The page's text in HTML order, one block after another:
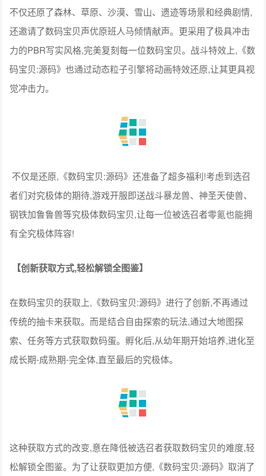
不仅还原了森林、草原、沙漠、雪山、遗迹等场景和经典剧情,
还邀请了数码宝贝声优原班人马倾情献声。更采用了极具冲击
力的PBR写实风格,完美复刻每一位数码宝贝。战斗特效上,《数
码宝贝:源码》也通过动态粒子引擎将动画特效还原,让其更具视
觉冲击力。
不仅是还原,《数码宝贝:源码》还准备了超多福利!考虑到选召
者们对究极体的期待,游戏开服即送战斗暴龙兽、神圣天使兽、
钢铁加鲁鲁兽等究极体数码宝贝,让每一位被选召者零氪也能拥
有全究极体阵容!
【创新获取方式,轻松解锁全图鉴】
在数码宝贝的获取上,《数码宝贝:源码》进行了创新,不再通过
传统的抽卡来获取。而是结合自由探索的玩法,通过大地图探
索、任务等方式获取数码蛋。孵化后,从幼年期开始培养,进化至
成长期-成熟期-完全体,直至最后的究极体。
这种获取方式的改变,意在降低被选召者获取数码宝贝的难度,轻
松解锁全图鉴。为了让获取更加方便,《数码宝贝:源码》取消了